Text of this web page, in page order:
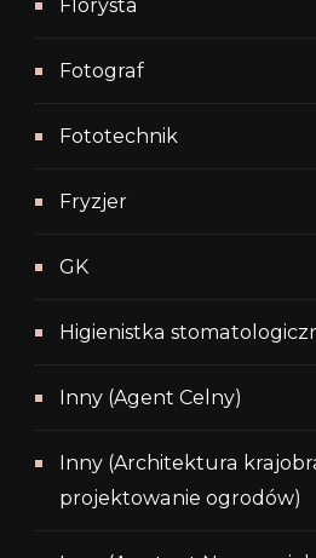
Florysta
Fotograf
Fototechnik
Fryzjer
GK
Higienistka
Inny (Agent Celny)
Inny (Architektura
projektowanie ogrodów)